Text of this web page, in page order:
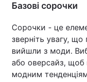
Базові сорочки
Сорочки - це
зверніть увагу,
вийшли з моди.
або оверсайз, щоб
модним